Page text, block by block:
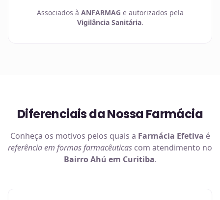
Associados à ANFARMAG e autorizados pela
Vigilância Sanitária.
Diferenciais da Nossa Farmácia
Conheça os motivos pelos quais a Farmácia Efetiva é
referência em formas farmacêuticas com atendimento no
Bairro Ahú em Curitiba.